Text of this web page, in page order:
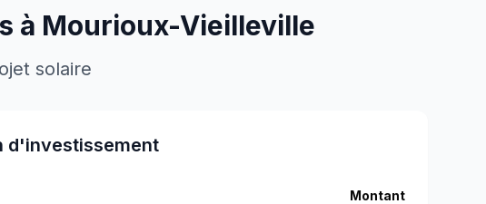
à Mourioux-Vieilleville
solaire
d'investissement
Montant